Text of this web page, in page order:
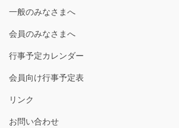
一般のみなさまへ
会員のみなさまへ
行事予定カレンダー
会員向け行事予定表
リンク
お問い合わせ